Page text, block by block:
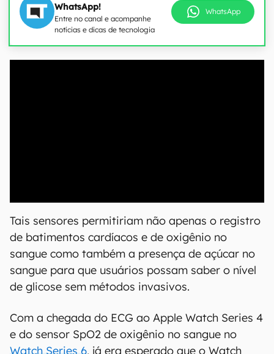
WhatsApp!
Entre no canal e acompanhe
notícias e dicas de tecnologia
WhatsApp
Tais sensores permitiriam não apenas o registro
de batimentos cardíacos e de oxigênio no
sangue como também a presença de açúcar no
sangue para que usuários possam saber o nível
de glicose sem métodos invasivos.
Com a chegada do ECG ao Apple Watch Series 4
e do sensor SpO2 de oxigênio no sangue no
Watch Series 6, já era esperado que o Watch